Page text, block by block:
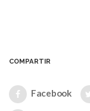
COMPARTIR
Facebook